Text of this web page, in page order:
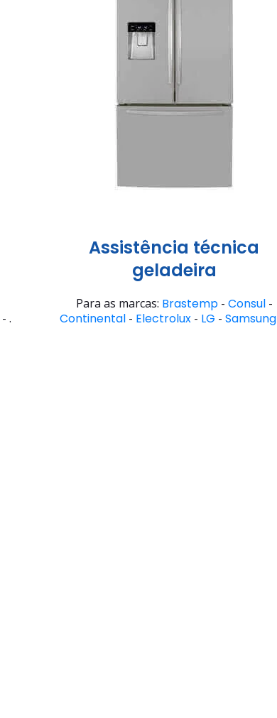
- .
Assistência técnica
geladeira
Para as marcas: Brastemp- Consul-
Continental - Electrolux - LG - Samsung